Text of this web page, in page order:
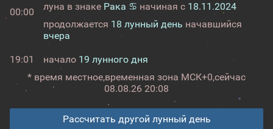
00:00
луна в знаке Рака ♋ начиная с 18.11.2024
продолжается 18 лунный день начавшийся
вчера
19:01 начало 19 лунного дня
* время местное,временная зона МСК+0,сейчас
08.08.26 20:08
Рассчитать другой лунный день